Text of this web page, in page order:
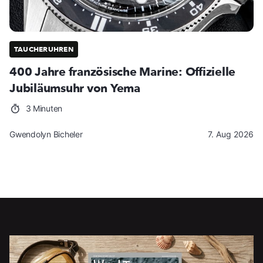
TAUCHERUHREN
400 Jahre französische Marine: Offizielle
Jubiläumsuhr von Yema
3 Minuten
Gwendolyn Bicheler 7. Aug 2026